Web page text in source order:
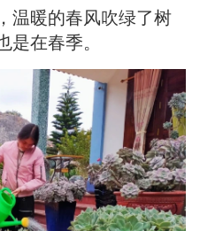
温暖的春风吹绿了树
在春季。